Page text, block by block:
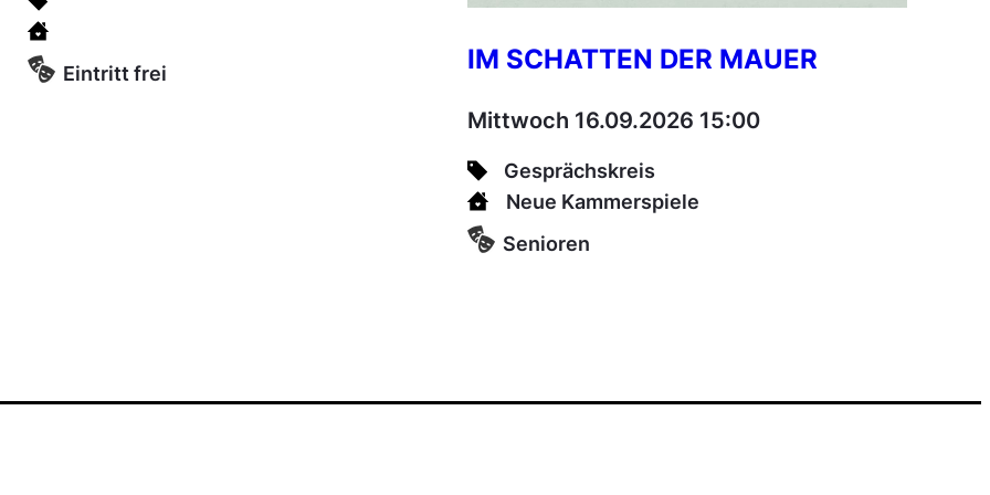
Eintritt frei IM SCHATTEN DER MAUER
Mittwoch 16.09.2026 15:00
Gesprächskreis
Neue Kammerspiele
Senioren